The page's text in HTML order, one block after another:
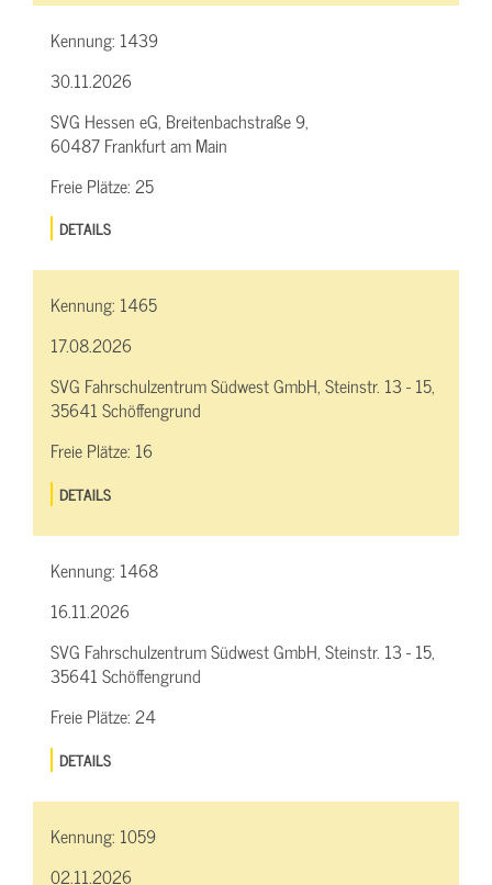
Kennung: 1439
30.11.2026
SVG Hessen eG, Breitenbachstraße 9,
60487 Frankfurt am Main
Freie Plätze:25
DETAILS
Kennung: 1465
17.08.2026
SVG Fahrschulzentrum Südwest GmbH, Steinstr. 13 - 15,
35641 Schöffengrund
Freie Plätze: 16
DETAILS
Kennung: 1468
16.11.2026
SVG Fahrschulzentrum Südwest GmbH, Steinstr. 13 - 15,
35641 Schöffengrund
Freie Plätze:24
DETAILS
Kennung: 1059
02.11.2026